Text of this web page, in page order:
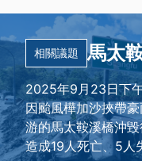
相關議題 馬太
2025年9月23日下
因颱風樺加沙挾帶
游的馬太鞍溪橋沖
造成19人死亡、5人